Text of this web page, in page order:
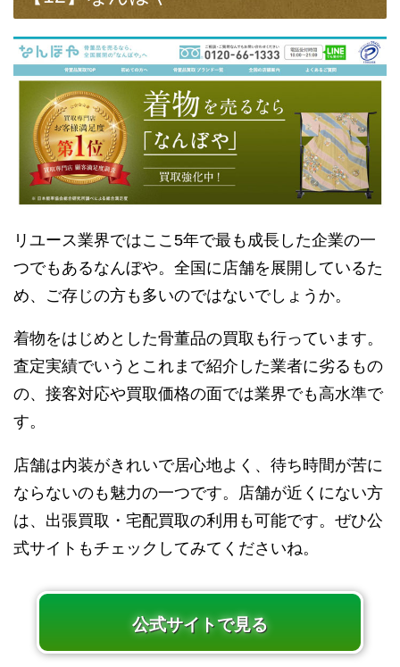
リユース業界ではここ5年で最も成長した企業の一
つでもあるなんぼや。全国に店舗を展開しているた
め、ご存じの方も多いのではないでしょうか。
着物をはじめとした骨董品の買取も行っています。
査定実績でいうとこれまで紹介した業者に劣るもの
の、接客対応や買取価格の面では業界でも高水準で
す。
店舗は内装がきれいで居心地よく、待ち時間が苦に
ならないのも魅力の一つです。店舗が近くにない方
は、出張買取・宅配買取の利用も可能です。ぜひ公
式サイトもチェックしてみてくださいね。
公式サイトで見る